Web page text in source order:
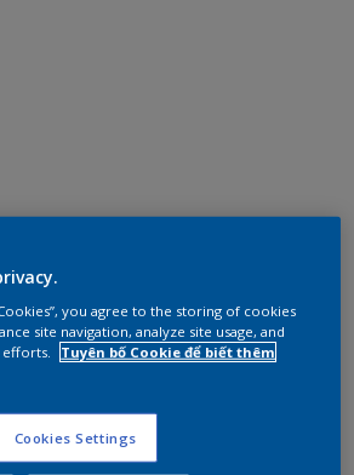
you agree to the storing of cookies
site navigation, analyze site usage, and
efforts.
Tuyên bố Cookie để biết thêm
Cookies Settings